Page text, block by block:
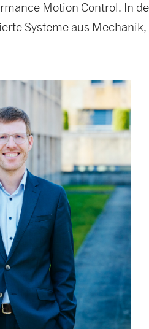
Motion Control. In
Systeme aus Mechanik,